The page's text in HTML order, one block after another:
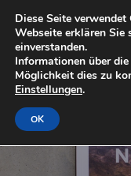
Diese Seite
Webseite erklären Sie
einverstanden.
Informationen über
Möglichkeit dies zu
Einstellungen.
OK